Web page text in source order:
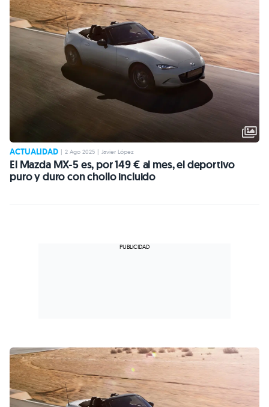
ACTUALIDAD | 2 Ago 2025 | Javier López
El Mazda MX-5 es, por 149 € al mes, el deportivo
puro y duro con chollo incluido